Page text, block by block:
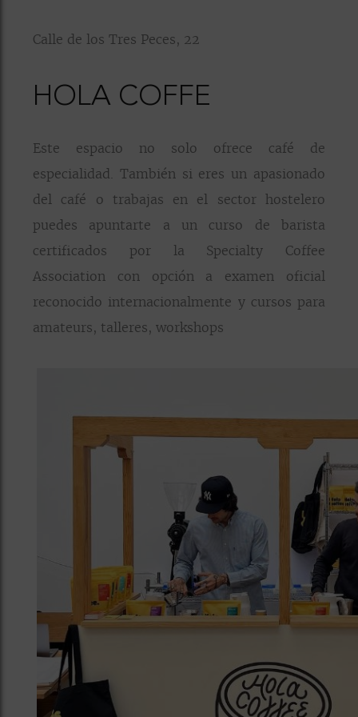
Calle de los Tres Peces, 22
HOLA COFFE
Este espacio no solo ofrece café de
especialidad. También si eres un apasionado
del café o trabajas en el sector hostelero
puedes apuntarte a un curso de barista
certificados por la Specialty Coffee
Association con opción a examen oficial
reconocido internacionalmente y cursos para
amateurs, talleres, workshops